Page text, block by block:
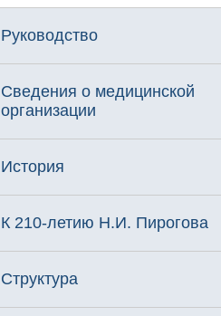
Руководство
Сведения о медицинской
организации
История
К 210-летию Н.И. Пирогова
Структура